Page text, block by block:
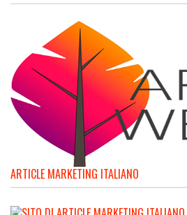
ARTICLE MARKETING ITALIANO